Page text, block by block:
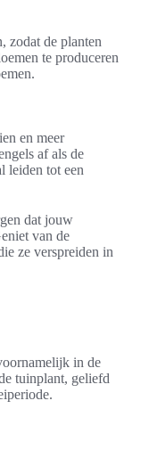
zodat de planten
te produceren
en meer
af als de
leiden tot een
dat jouw
van de
ze verspreiden in
in de
tuinplant, geliefd